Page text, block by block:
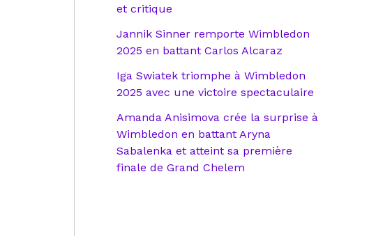
et critique
Jannik Sinner remporte Wimbledon
2025 en battant Carlos Alcaraz
Iga Swiatek triomphe à Wimbledon
2025 avec une victoire spectaculaire
Amanda Anisimova crée la surprise à
Wimbledon en battant Aryna
Sabalenka et atteint sa première
finale de Grand Chelem